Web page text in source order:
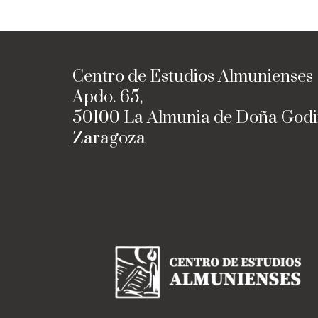
Centro de Estudios Almunienses
Apdo. 65,
50100 La Almunia de Doña
Zaragoza